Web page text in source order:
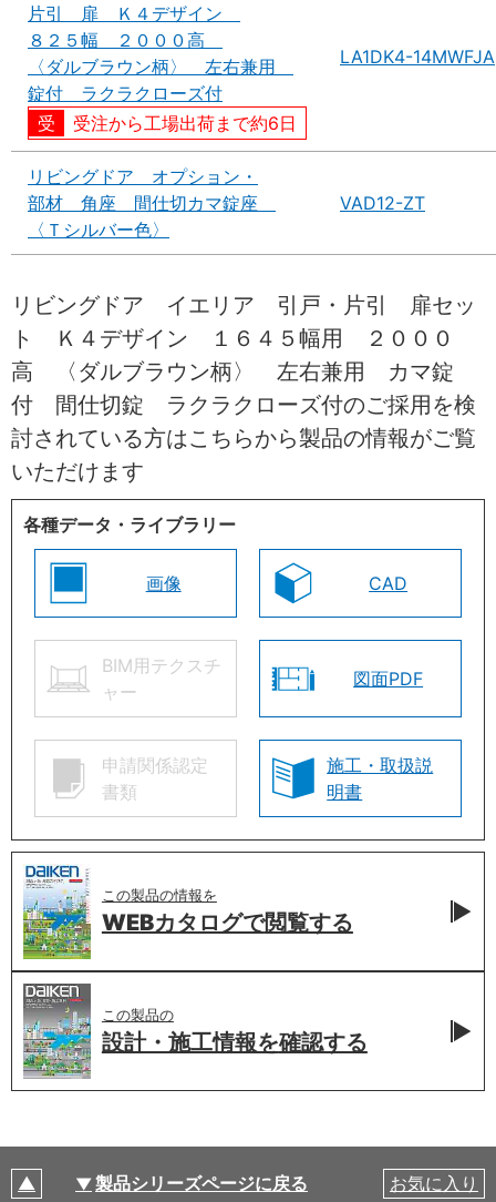
片引 扉 Ｋ４デザイン
８２５幅 ２０００高
〈ダルブラウン柄〉 左右兼用
錠付 ラクラクローズ付
受注から工場出荷まで約6日
LA1DK4-14MWFJA
リビングドア オプション・
部材 角座 間仕切カマ錠座
〈Ｔシルバー色〉
VAD12-ZT
リビングドア イエリア 引戸・片引 扉セッ
ト Ｋ４デザイン １６４５幅用 ２０００
高 〈ダルブラウン柄〉 左右兼用 カマ錠
付 間仕切錠 ラクラクローズ付のご採用を検
討されている方はこちらから製品の情報がご覧
いただけます
各種データ・ライブラリー
画像 CAD
BIM用テクスチ
ャー
図面PDF
申請関係認定
書類
施工・取扱説
明書
この製品の情報を
WEBカタログで閲覧する
この製品の
設計・施工情報を確認する
製品シリーズページに戻る お気に入り